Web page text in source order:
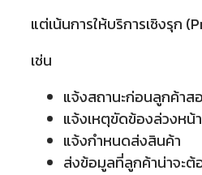
แต่เน้นการให้บริการเชิงรุก
เช่น
แจ้งสถานะก่อนลูกค้าส
แจ้งเหตุขัดข้องล่วงหน้า
แจ้งกำหนดส่งสินค้า
ส่งข้อมูลที่ลูกค้าน่าจะต้